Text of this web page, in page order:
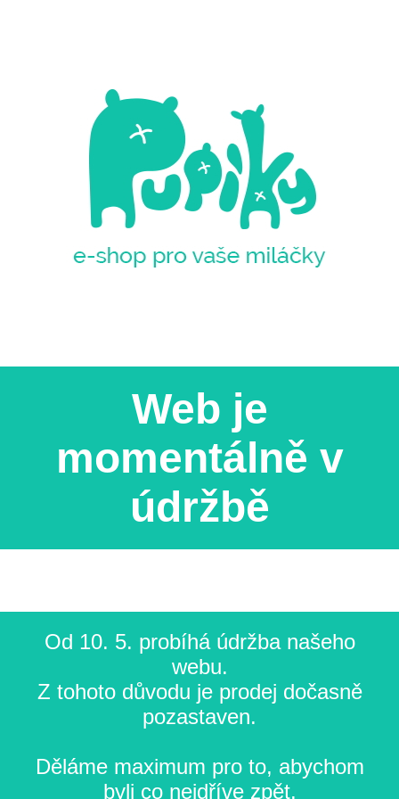
Web je
momentálně v
údržbě
Od 10. 5. probíhá údržba našeho
webu.
Z tohoto důvodu je prodej dočasně
pozastaven.
Děláme maximum pro to, abychom
byli co nejdříve zpět.